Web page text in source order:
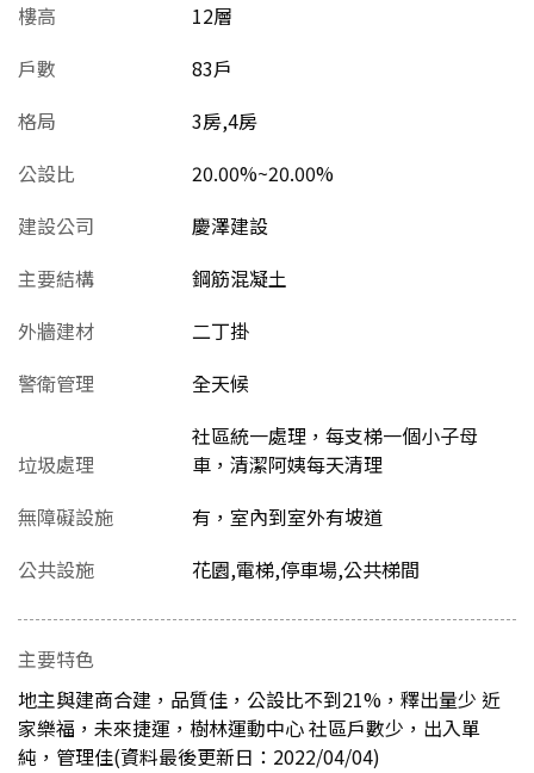
樓高
12層
戶數
83戶
格局
3房,4房
公設比
20.00%~20.00%
建設公司
慶澤建設
主要結構
鋼筋混凝土
外牆建材
二丁掛
警衛管理
全天候
垃圾處理
社區統一處理，每支梯一個小子母
車，清潔阿姨每天清理
無障礙設施
有，室內到室外有坡道
公共設施
花園,電梯,停車場,公共梯間
主要特色
地主與建商合建，品質佳，公設比不到21%，釋出量少 近
家樂福，未來捷運，樹林運動中心 社區戶數少，出入單
純，管理佳(資料最後更新日：2022/04/04)